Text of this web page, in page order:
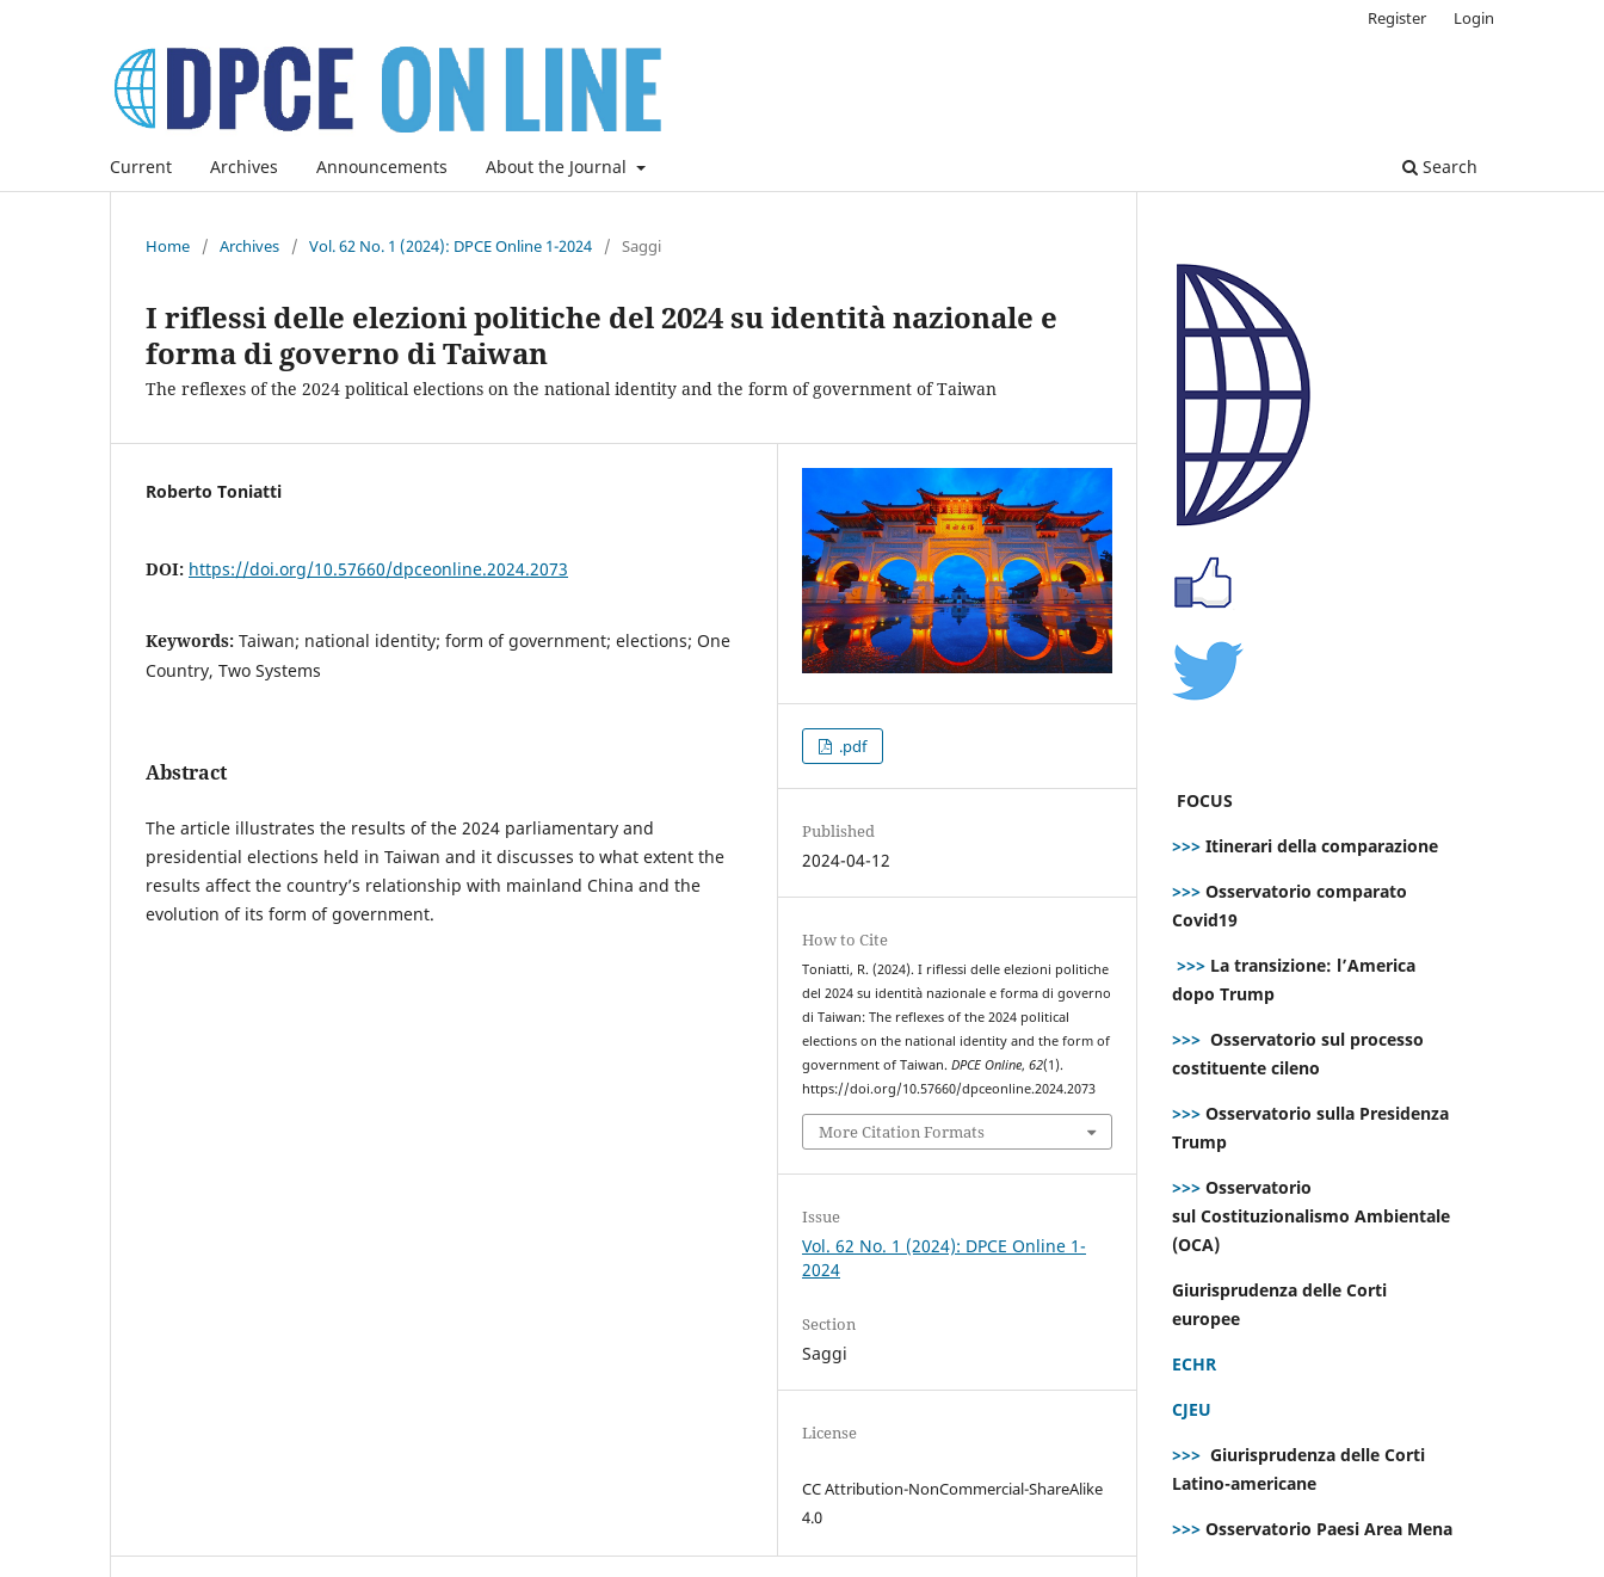
Current Archives Announcements About the Journal Search
Register Login
Home / Archives / Vol. 62 No. 1 (2024): DPCE Online 1-2024 / Saggi
I riflessi delle elezioni politiche del 2024 su identità nazionale e
forma di governo di Taiwan
The reflexes of the 2024 political elections on the national identity and the form of government of Taiwan
Roberto Toniatti
DOI: https://doi.org/10.57660/dpceonline.2024.2073
Keywords: Taiwan; national identity; form of government; elections; One
Country, Two Systems
Abstract
The article illustrates the results of the 2024 parliamentary and
presidential elections held in Taiwan and it discusses to what extent the
results affect the country’s relationship with mainland China and the
evolution of its form of government.
.pdf
Published
2024-04-12
How to Cite
Toniatti, R. (2024). I riflessi delle elezioni politiche
del 2024 su identità nazionale e forma di governo
di Taiwan: The reflexes of the 2024 political
elections on the national identity and the form of
government of Taiwan.DPCE Online,62(1).
https://doi.org/10.57660/dpceonline.2024.2073
More Citation Formats
Issue
Vol. 62 No. 1 (2024): DPCE Online 1-
2024
Section
Saggi
License
CC Attribution-NonCommercial-ShareAlike
4.0
FOCUS
>>> Itinerari della comparazione
>>> Osservatorio comparato
Covid19
>>> La transizione: l’America
dopo Trump
>>> Osservatorio sul processo
costituente cileno
>>> Osservatorio sulla Presidenza
Trump
>>> Osservatorio
sul Costituzionalismo Ambientale
(OCA)
Giurisprudenza delle Corti
europee
ECHR
CJEU
>>> Giurisprudenza delle Corti
Latino-americane
>>> Osservatorio Paesi Area Mena